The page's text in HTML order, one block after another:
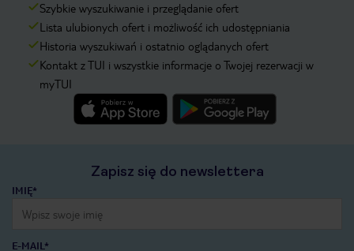
Szybkie wyszukiwanie i przeglądanie ofert
Lista ulubionych ofert i możliwość ich udostępniania
Historia wyszukiwań i ostatnio oglądanych ofert
Kontakt z TUI i wszystkie informacje o Twojej rezerwacji w
myTUI
Zapisz się do newslettera
IMIĘ*
E-MAIL*